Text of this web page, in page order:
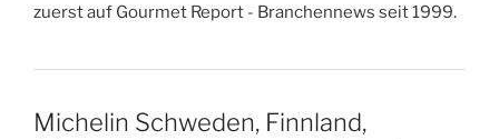
zuerst auf Gourmet Report - Branchennews seit 1999.
Michelin Schweden, Finnland,